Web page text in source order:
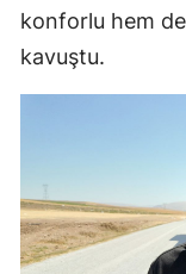
konforlu hem
kavuştu.